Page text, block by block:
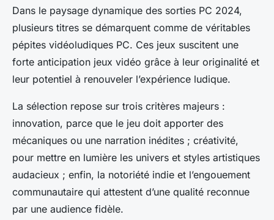
Isaac• 21 juillet 2025•5 min de lecture
Dans le paysage dynamique des sorties PC 2024,
plusieurs titres se démarquent comme de véritables
pépites vidéoludiques PC. Ces jeux suscitent une
forte anticipation jeux vidéo grâce à leur originalité et
leur potentiel à renouveler l’expérience ludique.
La sélection repose sur trois critères majeurs :
innovation, parce que le jeu doit apporter des
mécaniques ou une narration inédites ; créativité,
pour mettre en lumière les univers et styles artistiques
audacieux ; enfin, la notoriété indie et l’engouement
communautaire qui attestent d’une qualité reconnue
par une audience fidèle.